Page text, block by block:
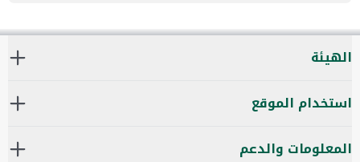
الهيئة
استخدام الموقع
المعلومات والدعم